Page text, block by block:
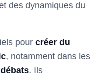
des dynamiques du
pour créer du
, notamment dans les
. Ils